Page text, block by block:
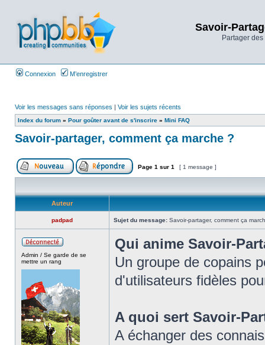
Savoir-
Partager
Connexion M’enregistrer
Voir les messages sans réponses | Voir les sujets récents
Index du forum » Pour goûter avant de s'inscrire » Mini FAQ
Savoir-partager, comment ça marche ?
Page 1 sur 1 [ 1 message ]
Auteur
padpad Sujet du message: Savoir-partager, comment ça
Admin / Se garde de se
mettre un rang
Qui anime Savoir-
Un groupe de copains
d'utilisateurs fidèles
A quoi sert Savoir-
A échanger des